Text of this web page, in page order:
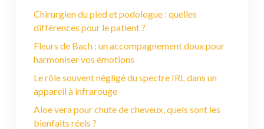
Chirurgien du pied et podologue : quelles
différences pour le patient ?
Fleurs de Bach : un accompagnement doux pour
harmoniser vos émotions
Le rôle souvent négligé du spectre IRL dans un
appareil à infrarouge
Aloe vera pour chute de cheveux, quels sont les
bienfaits réels ?